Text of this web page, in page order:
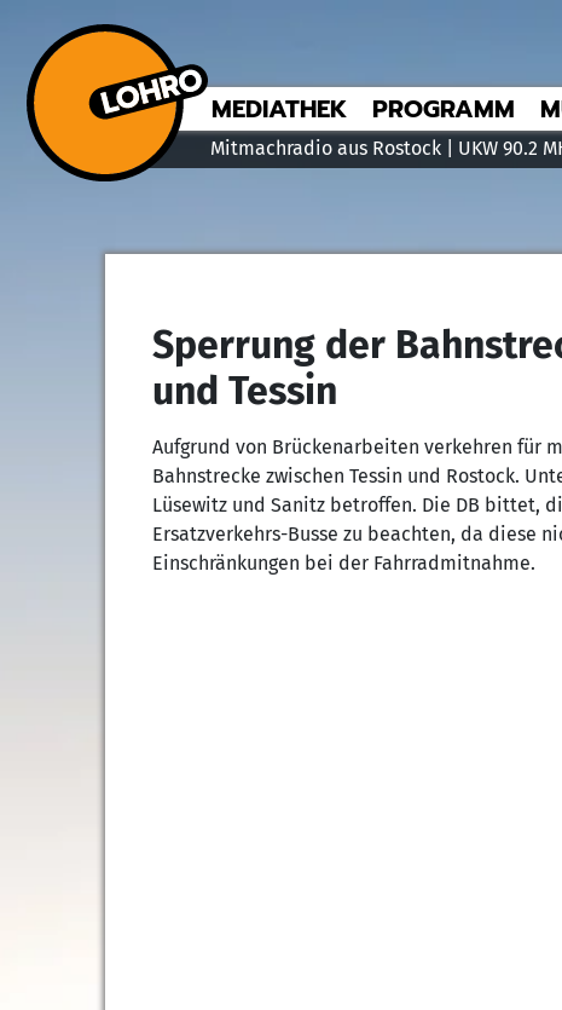
Mitmachradio aus Rostock | UKW 90.2
MEDIATHEK PROGRAMM
Sperrung der
und Tessin
Aufgrund von Brückenarbeiten verkehren für
Bahnstrecke zwischen Tessin und Rostock.
Lüsewitz und Sanitz betroffen. Die DB bittet,
Ersatzverkehrs-Busse zu beachten, da diese
Einschränkungen bei der Fahrradmitnahme.